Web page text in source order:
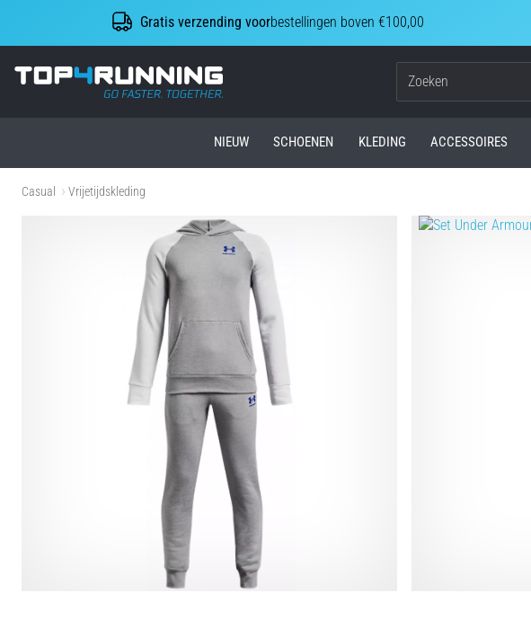
Gratis verzending voorbestellingen boven €100,00
Top4Running.be
NIEUW SCHOENEN KLEDING ACCESSOIRES
Casual Vrijetijdskleding